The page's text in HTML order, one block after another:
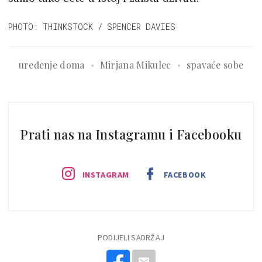
PHOTO: THINKSTOCK / SPENCER DAVIES
uređenje doma Mirjana Mikulec spavaće sobe
Prati nas na Instagramu i Facebooku
INSTAGRAM FACEBOOK
PODIJELI SADRŽAJ